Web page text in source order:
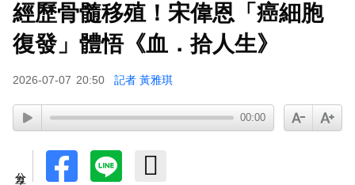
經歷骨髓移殖！宋偉恩「癌細胞
復發」體悟《血．拾人生》
2026-07-07 20:50 記者 黃雅琪
00:00